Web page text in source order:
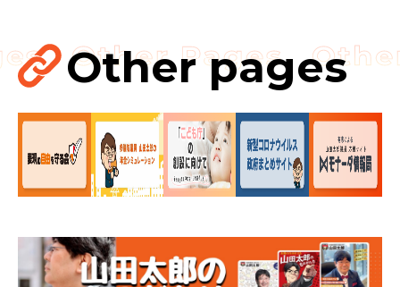
命を守る
Other pages